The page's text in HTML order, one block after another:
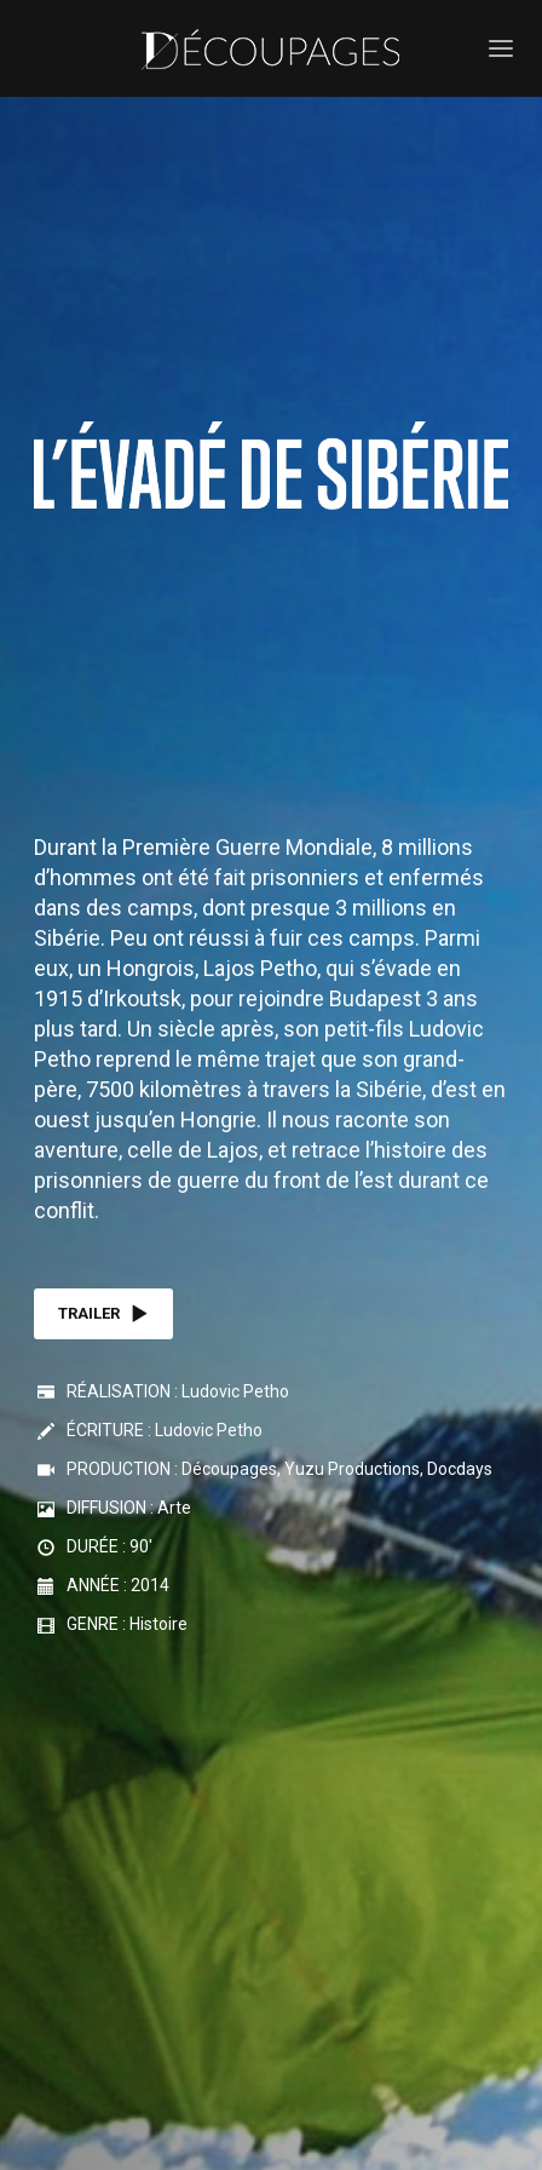
Durant la Première Guerre Mondiale, 8 millions
d’hommes ont été fait prisonniers et enfermés
dans des camps, dont presque 3 millions en
Sibérie. Peu ont réussi à fuir ces camps. Parmi
eux, un Hongrois, Lajos Petho, qui s’évade en
1915 d’Irkoutsk, pour rejoindre Budapest 3 ans
plus tard. Un siècle après, son petit-fils Ludovic
Petho reprend le même trajet que son grand-
père, 7500 kilomètres à travers la Sibérie, d’est en
ouest jusqu’en Hongrie. Il nous raconte son
aventure, celle de Lajos, et retrace l’histoire des
prisonniers de guerre du front de l’est durant ce
conflit.
TRAILER
RÉALISATION : Ludovic Petho
ÉCRITURE : Ludovic Petho
PRODUCTION : Découpages, Yuzu Productions, Docdays
DIFFUSION : Arte
DURÉE : 90'
ANNÉE : 2014
GENRE : Histoire